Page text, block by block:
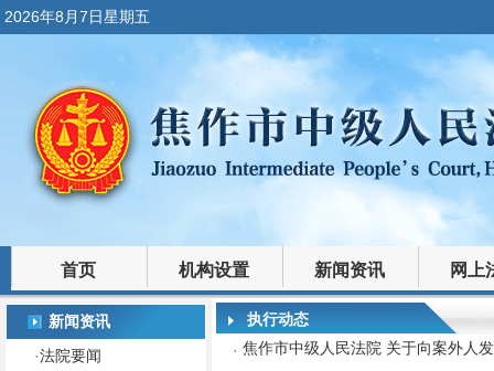
2026年8月7日星期五
首页 机构设置 新闻资讯 网上
裁判文书 法律文库
新闻资讯
·法院要闻
执行动态
· 焦作市中级人民法院 关于向案外人